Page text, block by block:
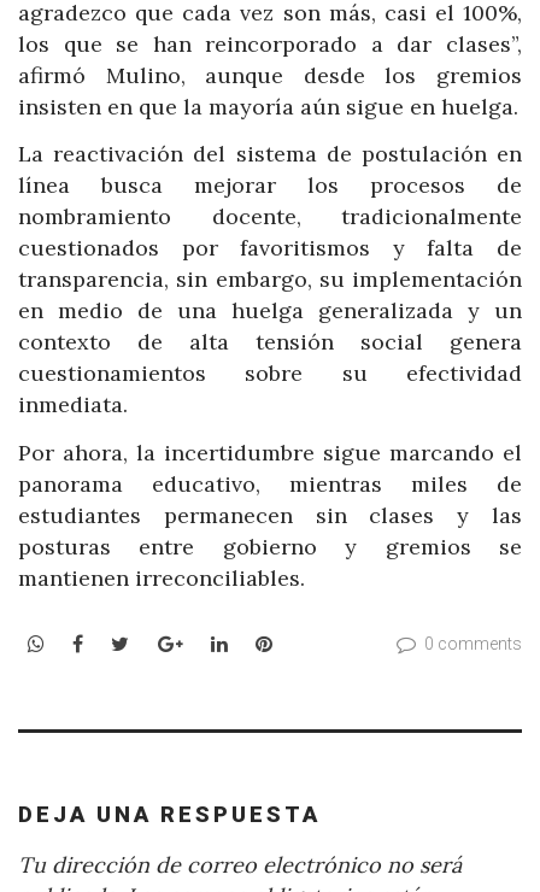
agradezco que cada vez son más, casi el 100%,
los que se han reincorporado a dar clases”,
afirmó Mulino, aunque desde los gremios
insisten en que la mayoría aún sigue en huelga.
La reactivación del sistema de postulación en
línea busca mejorar los procesos de
nombramiento docente, tradicionalmente
cuestionados por favoritismos y falta de
transparencia, sin embargo, su implementación
en medio de una huelga generalizada y un
contexto de alta tensión social genera
cuestionamientos sobre su efectividad
inmediata.
Por ahora, la incertidumbre sigue marcando el
panorama educativo, mientras miles de
estudiantes permanecen sin clases y las
posturas entre gobierno y gremios se
mantienen irreconciliables.
WhatsApp
Facebook
TwitterGoogle+LinkedInPinterest 0 comments
DEJA UNA RESPUESTA
Tu dirección de correo electrónico no será